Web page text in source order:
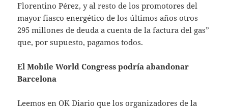
Florentino Pérez, y al resto de los promotores del
mayor fiasco energético de los últimos años otros
295 millones de deuda a cuenta de la factura del gas”
que, por supuesto, pagamos todos.
El Mobile World Congress podría abandonar
Barcelona
Leemos en OK Diario que los organizadores de la